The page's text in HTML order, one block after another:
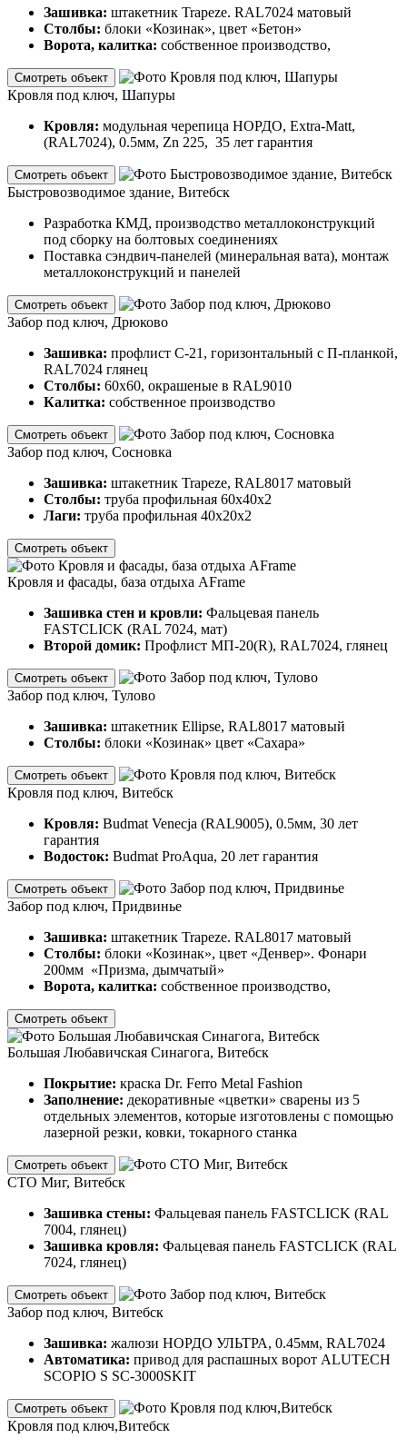
Зашивка: штакетник Trapeze. RAL7024 матовый
Столбы: блоки «Козинак», цвет «Бетон»
Ворота, калитка: собственное производство,
Смотреть объект
Кровля под ключ, Шапуры
Кровля: модульная черепица НОРДО, Extra-Matt,
(RAL7024), 0.5мм, Zn 225, 35 лет гарантия
Смотреть объект
Быстровозводимое здание, Витебск
Разработка КМД, производство металлоконструкций
под сборку на болтовых соединениях
Поставка сэндвич-панелей (минеральная вата), монтаж
металлоконструкций и панелей
Смотреть объект
Забор под ключ, Дрюково
Зашивка: профлист С-21, горизонтальный с П-планкой,
RAL7024 глянец
Столбы: 60х60, окрашеные в RAL9010
Калитка: собственное производство
Смотреть объект
Забор под ключ, Сосновка
Зашивка: штакетник Trapeze, RAL8017 матовый
Столбы: труба профильная 60х40х2
Лаги: труба профильная 40х20х2
Смотреть объект
Кровля и фасады, база отдыха AFrame
Зашивка стен и кровли: Фальцевая панель
FASTCLICK (RAL 7024, мат)
Второй домик: Профлист МП-20(R), RAL7024, глянец
Смотреть объект
Забор под ключ, Тулово
Зашивка: штакетник Ellipse, RAL8017 матовый
Столбы: блоки «Козинак» цвет «Сахара»
Смотреть объект
Кровля под ключ, Витебск
Кровля: Budmat Venecja (RAL9005), 0.5мм, 30 лет
гарантия
Водосток: Budmat ProAqua, 20 лет гарантия
Смотреть объект
Забор под ключ, Придвинье
Зашивка: штакетник Trapeze. RAL8017 матовый
Столбы: блоки «Козинак», цвет «Денвер». Фонари
200мм «Призма, дымчатый»
Ворота, калитка: собственное производство,
Смотреть объект
Большая Любавичская Синагога, Витебск
Покрытие: краска Dr. Ferro Metal Fashion
Заполнение: декоративные «цветки» сварены из 5
отдельных элементов, которые изготовлены с помощью
лазерной резки, ковки, токарного станка
Смотреть объект
СТО Миг, Витебск
Зашивка стены: Фальцевая панель FASTCLICK (RAL
7004, глянец)
Зашивка кровля: Фальцевая панель FASTCLICK (RAL
7024, глянец)
Смотреть объект
Забор под ключ, Витебск
Зашивка: жалюзи НОРДО УЛЬТРА, 0.45мм, RAL7024
Автоматика: привод для распашных ворот ALUTECH
SCOPIO S SC-3000SKIT
Смотреть объект
Кровля под ключ,Витебск